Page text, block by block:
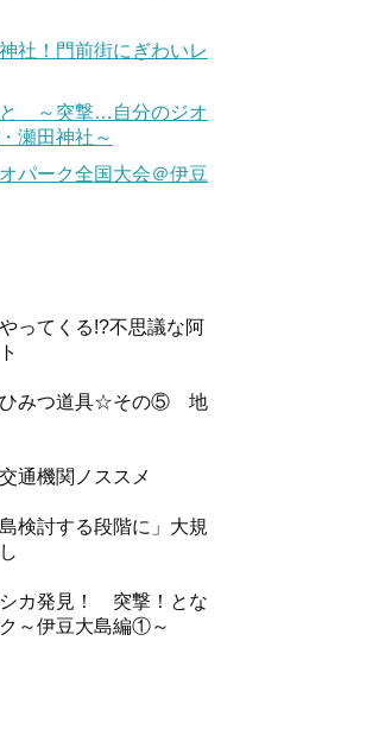
社！門前街にぎわいレ
と ～突撃…自分のジオ
瀬田神社～
パーク全国大会＠伊豆
ってくる!?不思議な阿
ひみつ道具☆その⑤ 地
通機関ノススメ
検討する段階に」大規
カ発見！ 突撃！とな
～伊豆大島編①～